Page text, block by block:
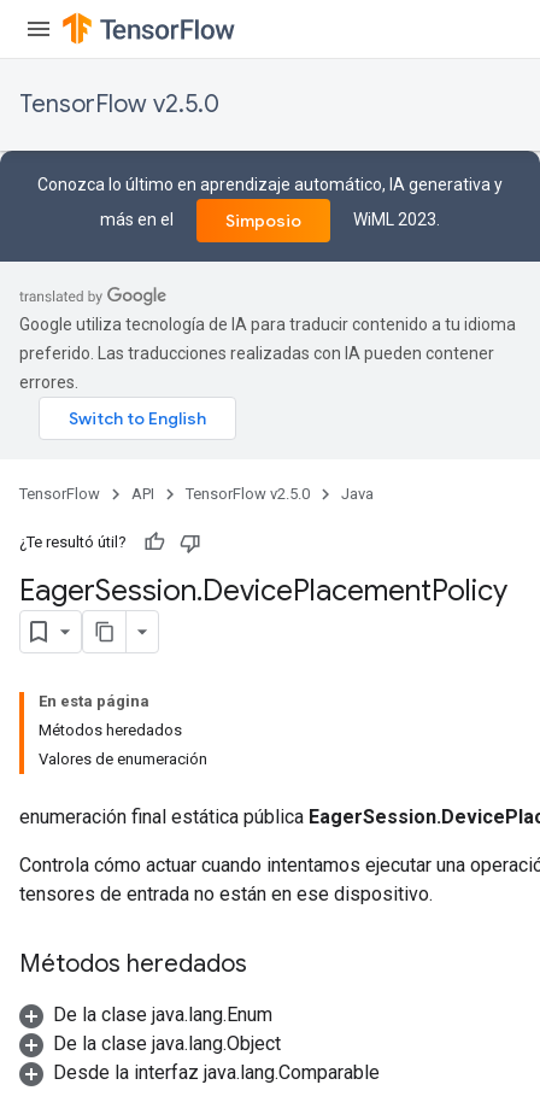
TensorFlow v2.5.0
Conozca lo último en aprendizaje automático, IA generativa y
más en el
Simposio WiML 2023.
Google utiliza tecnología de IA para traducir contenido a tu idioma
preferido. Las traducciones realizadas con IA pueden contener
errores.
TensorFlow API TensorFlow v2.5.0 Java
¿Te resultó útil?
EagerSession.DevicePlacementPolicy
En esta página
Métodos heredados
Valores de enumeración
enumeración final estática pública
Controla cómo actuar cuando intentamos ejecutar una
tensores de entrada no están en ese dispositivo.
Métodos heredados
De la clase java.lang.Enum
De la clase java.lang.Object
Desde la interfaz java.lang.Comparable